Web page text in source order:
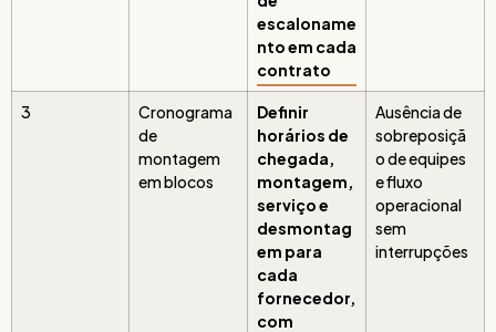
escaloname
nto em cada
contrato
3
Cronograma
de
montagem
em blocos
Definir
horários de
chegada,
montagem,
serviço e
desmontag
em para
cada
fornecedor,
com
Ausência de
sobreposiçã
o de equipes
e fluxo
operacional
sem
interrupções